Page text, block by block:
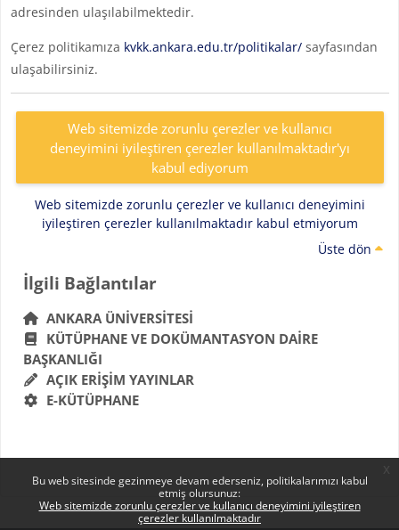
Bu web sitesinde gezinmeye devam ederseniz, politikalarımızı kabul
etmiş olursunuz:
Web sitemizde zorunlu çerezler ve kullanıcı deneyimini iyileştiren
çerezler kullanılmaktadır
adresinden ulaşılabilmektedir.
Çerez politikamıza kvkk.ankara.edu.tr/politikalar/sayfasından
ulaşabilirsiniz.
Web sitemizde zorunlu çerezler ve kullanıcı
deneyimini iyileştiren çerezler kullanılmaktadır'yı
kabul ediyorum
Web sitemizde zorunlu çerezler ve kullanıcı deneyimini
iyileştiren çerezler kullanılmaktadır kabul etmiyorum
Üste dön
Bloklar
İlgili Bağlantılar 'yı atla
İlgili Bağlantılar
ANKARA ÜNIVERSITESI
KÜTÜPHANE VE DOKÜMANTASYON DAIRE
BAŞKANLIĞI
AÇIK ERIŞIM YAYINLAR
E-KÜTÜPHANE